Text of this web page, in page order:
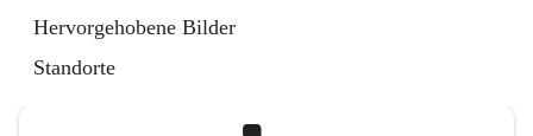
Hervorgehobene Bilder
Standorte